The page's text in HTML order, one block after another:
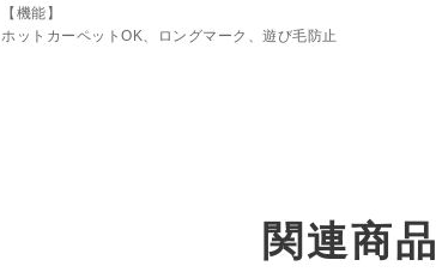
【機能】
ホットカーペットOK、ロングマーク、遊び毛防止
関連商品